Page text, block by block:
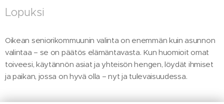
Lopuksi
Oikean seniorikommuunin valinta on enemmän kuin asunnon
valintaa – se on päätös elämäntavasta. Kun huomioit omat
toiveesi, käytännön asiat ja yhteisön hengen, löydät ihmiset
ja paikan, jossa on hyvä olla – nyt ja tulevaisuudessa.